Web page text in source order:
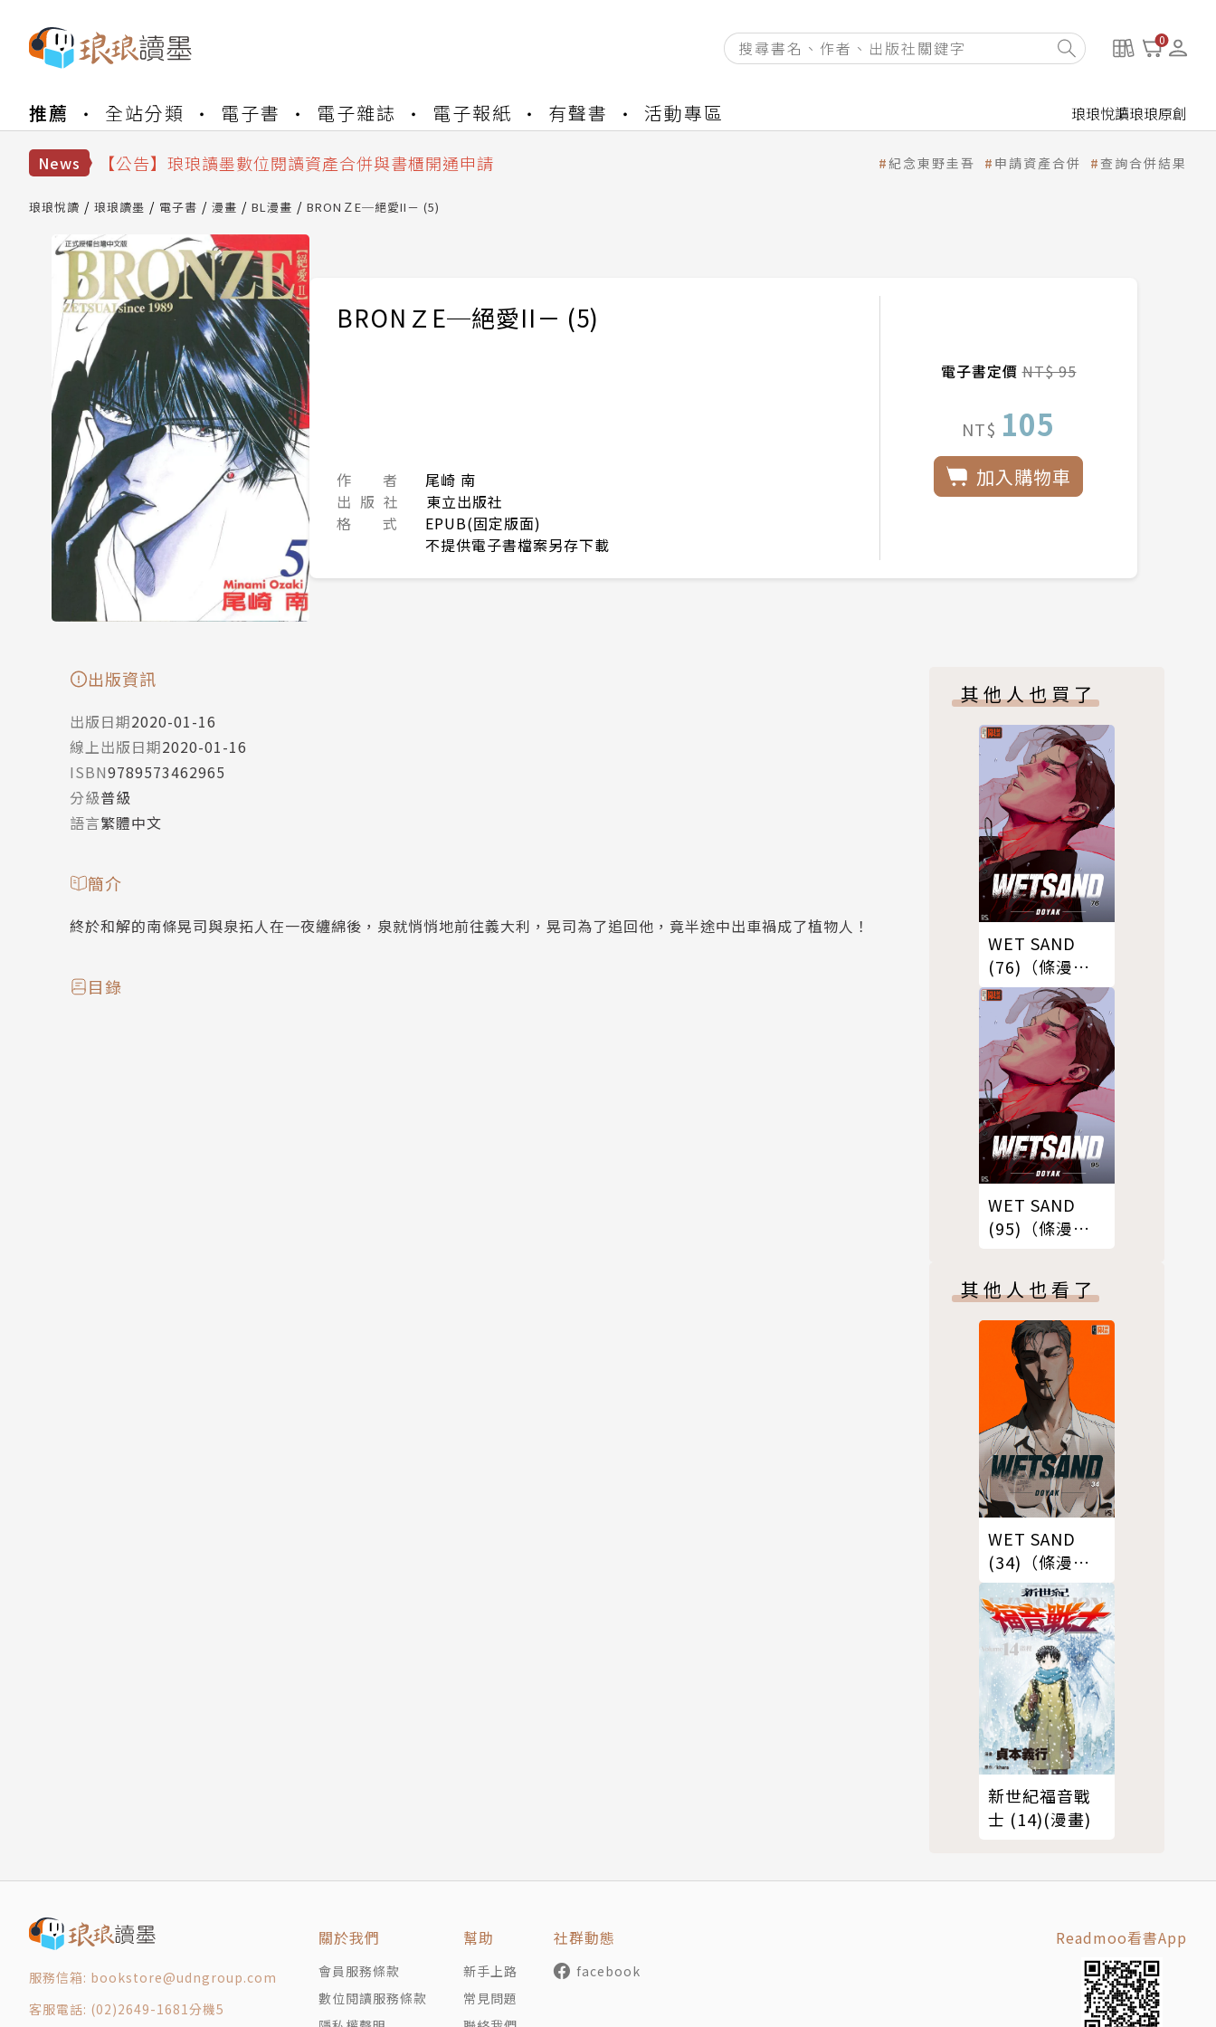
0
推薦 全站分類 電子書 電子雜誌 電子報紙 有聲書 活動專區 琅琅悅讀琅琅原創
News
【公告】琅琅書店服務升級重要說明及資產合併結果查詢
【公告】因 Readmoo 讀墨系統維護中，本站同步暫停部分閱讀服務
【公告】琅琅讀墨數位閱讀資產合併與書櫃開通申請
【公告】琅琅讀墨 3 分鐘完成書櫃開通與資產合併申請圖文教學
【公告】琅琅書店服務升級重要說明及資產合併結果查詢
【公告】因 Readmoo 讀墨系統維護中，本站同步暫停部分閱讀服務
紀念東野圭吾 申請資產合併 查詢合併結果
琅琅悅讀 琅琅讀墨 電子書 漫畫 BL漫畫 BRONＺE─絕愛II－ (5)
BRONＺE─絕愛II－ (5)
作 者
尾崎 南
出 版 社
東立出版社
格 式
EPUB(固定版面)
不提供電子書檔案另存下載
電子書定價NT$ 95
NT$ 105
加入購物車
出版資訊
出版日期2020-01-16
線上出版日期2020-01-16
ISBN9789573462965
分級普級
語言繁體中文
簡介
終於和解的南條晃司與泉拓人在一夜纏綿後，泉就悄悄地前往義大利，晃司為了追回他，竟半途中出車禍成了植物人！
目錄
其他人也買了
WET SAND
(76)（條漫
版）
WET SAND
(95)（條漫
其他人也看了
WET SAND
(34)（條漫
版）
新世紀福音戰
士 (14)(漫畫)
服務信箱: bookstore@udngroup.com
客服電話: (02)2649-1681分機5
關於我們
會員服務條款
數位閱讀服務條款
幫助
新手上路
常見問題
社群動態
facebook
Readmoo看書App